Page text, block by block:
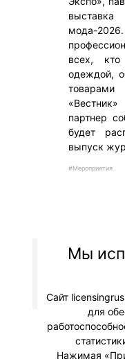
мода-
всех,
одеждой,
партнер
будет
выпуск
#Мероприятия
©
Мы
Сайт
для
Нажимая